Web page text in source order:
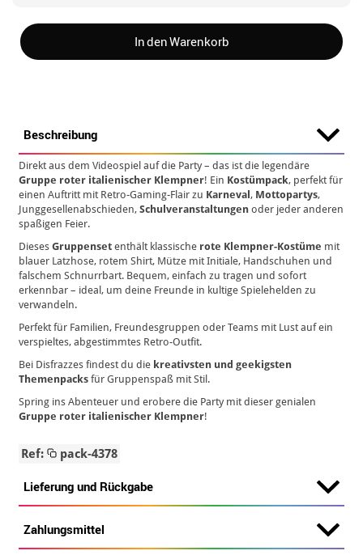
In den Warenkorb
Beschreibung
Direkt aus dem Videospiel auf die Party – das ist die legendäre
Gruppe roter italienischer Klempner! Ein Kostümpack, perfekt für
einen Auftritt mit Retro-Gaming-Flair zu Karneval, Mottopartys,
Junggesellenabschieden,Schulveranstaltungen oder jeder anderen
spaßigen Feier.
DiesesGruppenset enthält klassische rote Klempner-Kostüme mit
blauer Latzhose, rotem Shirt, Mütze mit Initiale, Handschuhen und
falschem Schnurrbart. Bequem, einfach zu tragen und sofort
erkennbar – ideal, um deine Freunde in kultige Spielehelden zu
verwandeln.
Perfekt für Familien, Freundesgruppen oder Teams mit Lust auf ein
verspieltes, abgestimmtes Retro-Outfit.
Bei Disfrazzes findest du die kreativsten und geekigsten
Themenpacks für Gruppenspaß mit Stil.
Spring ins Abenteuer und erobere die Party mit dieser genialen
Gruppe roter italienischer Klempner!
Ref: pack-4378
Lieferung und Rückgabe
Zahlungsmittel